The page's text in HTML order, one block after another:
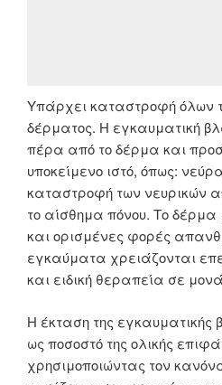
Υπάρχει καταστροφή όλων
δέρματος. Η εγκαυματική
πέρα από το δέρμα και
υποκείμενο ιστό, όπως:
καταστροφή των νευρικών
το αίσθημα πόνου. Το
και ορισμένες φορές
εγκαύματα χρειάζονται
και ειδική θεραπεία σε
Η έκταση της εγκαυματικής
ως ποσοστό της ολικής
χρησιμοποιώντας τον